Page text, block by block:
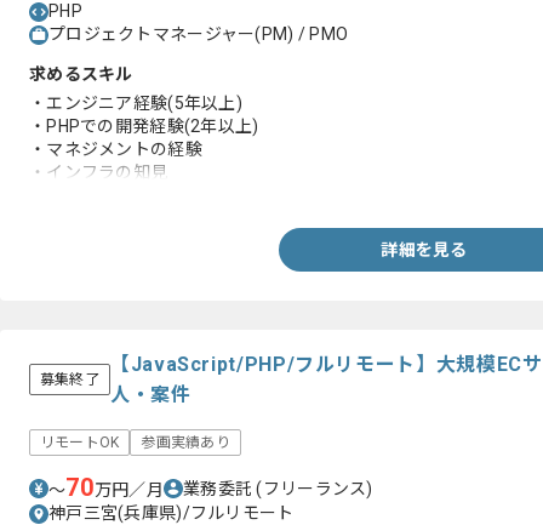
PHP
プロジェクトマネージャー(PM) / PMO
求めるスキル
・エンジニア経験(5年以上)
・PHPでの開発経験(2年以上)
・マネジメントの経験
・インフラの知見
詳細を見る
募集終了
【JavaScript/PHP/フルリモート】大規模EC
人・案件
リモートOK 参画実績あり
〜70万円／月 業務委託(フリーランス)
神戸三宮(兵庫県)/フルリモート